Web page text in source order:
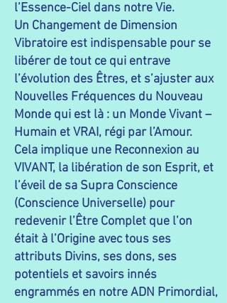
l’Essence-Ciel dans notre Vie.
Un Changement de Dimension
Vibratoire est indispensable pour se
libérer de tout ce qui entrave
l’évolution des Êtres, et s’ajuster aux
Nouvelles Fréquences du Nouveau
Monde qui est là : un Monde Vivant –
Humain et VRAI, régi par l’Amour.
Cela implique une Reconnexion au
VIVANT, la libération de son Esprit, et
l’éveil de sa Supra Conscience
(Conscience Universelle) pour
redevenir l’Être Complet que l’on
était à l’Origine avec tous ses
attributs Divins, ses dons, ses
potentiels et savoirs innés
engrammés en notre ADN Primordial,